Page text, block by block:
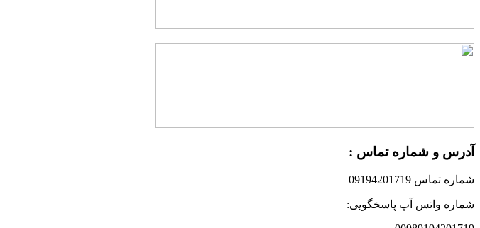
آدرس و شماره تماس :
شماره تماس 09194201719
شماره واتس آپ پاسخگویی: